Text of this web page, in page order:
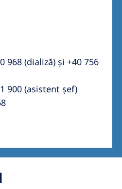
968 (dializă) și +40 756
900 (asistent șef)